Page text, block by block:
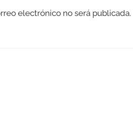
electrónico no será publicada.